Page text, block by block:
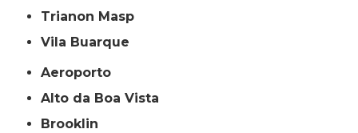
Trianon Masp
Vila Buarque
Aeroporto
Alto da Boa Vista
Brooklin